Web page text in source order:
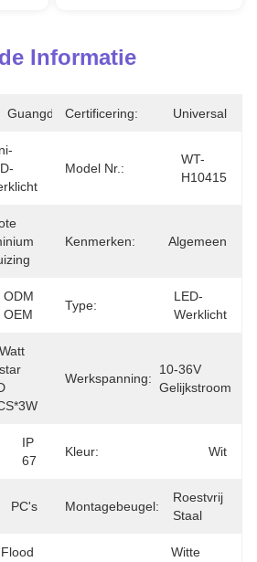
Informatie
GuangdongCertificering: Universal
Model Nr.:
WT-
H10415
Kenmerken: Algemeen
ODM
OEM
Type:
LED-
Werklicht
Werkspanning:
10-36V
Gelijkstroom
IP
67
Kleur: Wit
PC's Montagebeugel:
Roestvrij
Staal
Flood
Witte